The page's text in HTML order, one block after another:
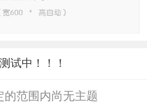
试中！！！
的范围内尚无主题